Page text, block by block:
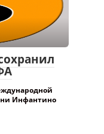
Инфантино